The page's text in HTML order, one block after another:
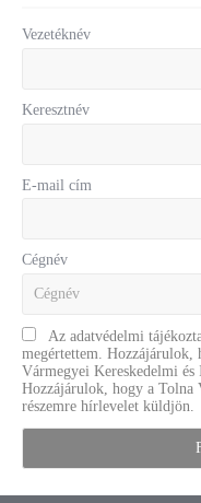
Vezetéknév
Keresztnév
E-mail cím
Cégnév
Az adatvédelmi
megértettem. Hozzájárulok,
Vármegyei Kereskedelmi és
Hozzájárulok, hogy a Tolna
részemre hírlevelet küldjön.